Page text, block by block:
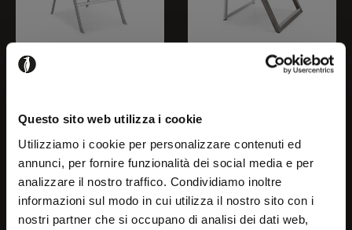
Questo sito web utilizza i cookie
Utilizziamo i cookie per personalizzare contenuti ed
annunci, per fornire funzionalità dei social media e per
analizzare il nostro traffico. Condividiamo inoltre
informazioni sul modo in cui utilizza il nostro sito con i
nostri partner che si occupano di analisi dei dati web,
Welcome!
ALU
CB205 CB207